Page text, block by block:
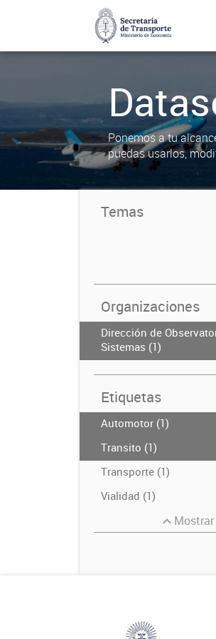
Ponemos a tu
puedas usarlos,
Temas
Organizaciones
Dirección de
Sistemas (1)
Etiquetas
Automotor (1)
Transito (1)
Transporte (1)
Vialidad (1)
Mostrar